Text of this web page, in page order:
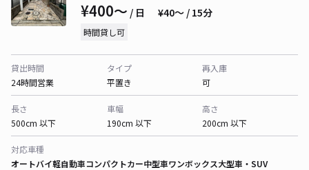
¥400〜 / 日 ¥40〜 / 15分
時間貸し可
貸出時間
24時間営業
タイプ
平置き
再入庫
可
長さ
500cm 以下
車幅
190cm 以下
高さ
200cm 以下
対応車種
オートバイ軽自動車コンパクトカー中型車ワンボックス大型車・SUV